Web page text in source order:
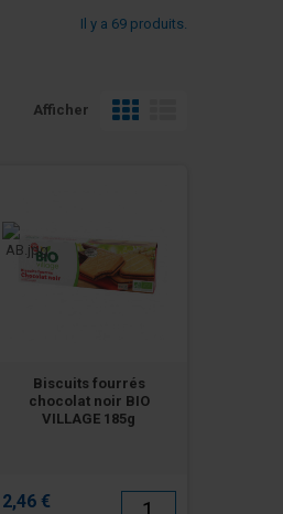
Il y a 69 produits.
Afficher
Biscuits fourrés
chocolat noir BIO
VILLAGE 185g
2,46 €